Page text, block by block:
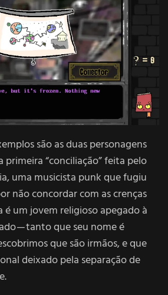
são as duas personagens
“conciliação” feita pelo
uma musicista punk que fugiu
não concordar com as crenças
é um jovem religioso apegado à
— tanto que seu nome é
que são irmãos, e que
deixado pela separação de